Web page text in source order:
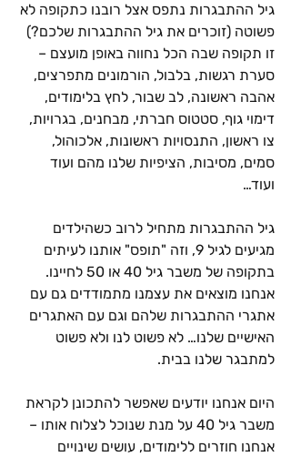
גיל ההתבגרות נתפס אצל רובנו כתקופה לא
פשוטה (זוכרים את גיל ההתבגרות שלכם?)
זו תקופה שבה הכל נחווה באופן מועצם –
סערת רגשות, בלבול, הורמונים מתפרצים,
אהבה ראשונה, לב שבור, לחץ בלימודים,
דימוי גוף, סטטוס חברתי, מבחנים, בגרויות,
צו ראשון, התנסויות ראשונות, אלכוהול,
סמים, מסיבות, הציפיות שלנו מהם ועוד
ועוד…
גיל ההתבגרות מתחיל לרוב כשהילדים
מגיעים לגיל 9, וזה "תופס" אותנו לעיתים
בתקופה של משבר גיל 40 או 50 לחיינו.
אנחנו מוצאים את עצמנו מתמודדים גם עם
אתגרי ההתבגרות שלהם וגם עם האתגרים
האישיים שלנו… לא פשוט לנו ולא פשוט
למתבגר שלנו בבית.
היום אנחנו יודעים שאפשר להתכונן לקראת
משבר גיל 40 על מנת שנוכל לצלוח אותו –
אנחנו חוזרים ללימודים, עושים שינויים